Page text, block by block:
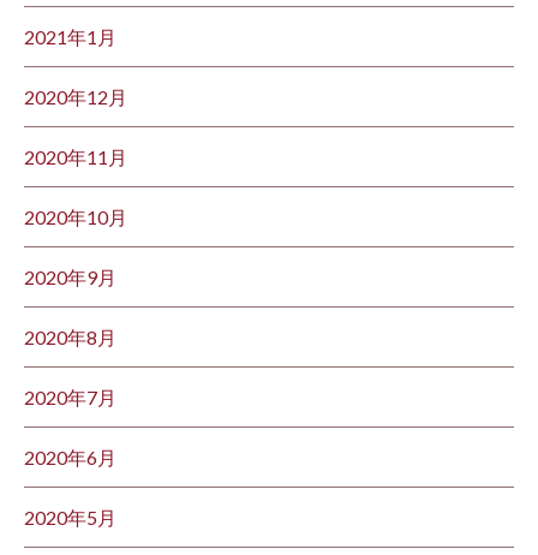
2021年1月
2020年12月
2020年11月
2020年10月
2020年9月
2020年8月
2020年7月
2020年6月
2020年5月